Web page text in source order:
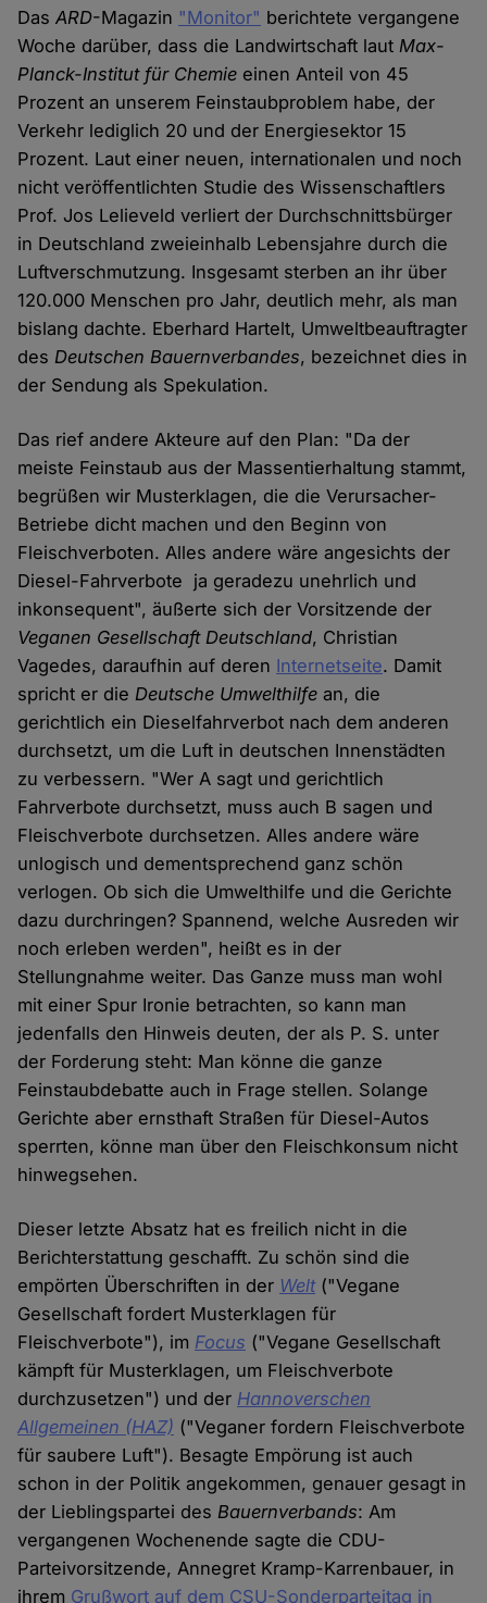
DasARD-Magazin "Monitor" berichtete vergangene
Woche darüber, dass die Landwirtschaft lautMax-
Planck-Institut für Chemie einen Anteil von 45
Prozent an unserem Feinstaubproblem habe, der
Verkehr lediglich 20 und der Energiesektor 15
Prozent. Laut einer neuen, internationalen und noch
nicht veröffentlichten Studie des Wissenschaftlers
Prof. Jos Lelieveld verliert der Durchschnittsbürger
in Deutschland zweieinhalb Lebensjahre durch die
Luftverschmutzung. Insgesamt sterben an ihr über
120.000 Menschen pro Jahr, deutlich mehr, als man
bislang dachte. Eberhard Hartelt, Umweltbeauftragter
desDeutschen Bauernverbandes, bezeichnet dies in
der Sendung als Spekulation.
Das rief andere Akteure auf den Plan: "Da der
meiste Feinstaub aus der Massentierhaltung stammt,
begrüßen wir Musterklagen, die die Verursacher-
Betriebe dicht machen und den Beginn von
Fleischverboten. Alles andere wäre angesichts der
Diesel-Fahrverbote ja geradezu unehrlich und
inkonsequent", äußerte sich der Vorsitzende der
Veganen Gesellschaft Deutschland, Christian
Vagedes, daraufhin auf deren Internetseite. Damit
spricht er dieDeutsche Umwelthilfe an, die
gerichtlich ein Dieselfahrverbot nach dem anderen
durchsetzt, um die Luft in deutschen Innenstädten
zu verbessern. "Wer A sagt und gerichtlich
Fahrverbote durchsetzt, muss auch B sagen und
Fleischverbote durchsetzen. Alles andere wäre
unlogisch und dementsprechend ganz schön
verlogen. Ob sich die Umwelthilfe und die Gerichte
dazu durchringen? Spannend, welche Ausreden wir
noch erleben werden", heißt es in der
Stellungnahme weiter. Das Ganze muss man wohl
mit einer Spur Ironie betrachten, so kann man
jedenfalls den Hinweis deuten, der als P. S. unter
der Forderung steht: Man könne die ganze
Feinstaubdebatte auch in Frage stellen. Solange
Gerichte aber ernsthaft Straßen für Diesel-Autos
sperrten, könne man über den Fleischkonsum nicht
hinwegsehen.
Dieser letzte Absatz hat es freilich nicht in die
Berichterstattung geschafft. Zu schön sind die
empörten Überschriften in der Welt("Vegane
Gesellschaft fordert Musterklagen für
Fleischverbote"), im Focus ("Vegane Gesellschaft
kämpft für Musterklagen, um Fleischverbote
durchzusetzen") und der Hannoverschen
Allgemeinen (HAZ) ("Veganer fordern Fleischverbote
für saubere Luft"). Besagte Empörung ist auch
schon in der Politik angekommen, genauer gesagt in
der Lieblingspartei desBauernverbands: Am
vergangenen Wochenende sagte die CDU-
Parteivorsitzende, Annegret Kramp-Karrenbauer, in
ihrem Grußwort auf dem CSU-Sonderparteitag in